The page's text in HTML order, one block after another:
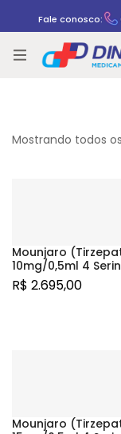
Fale conosco:
Rastrear pedido
Mostrando todos
Mounjaro
10mg/0,5ml 4
Preenchidas
R$ 2.695,00
Mounjaro